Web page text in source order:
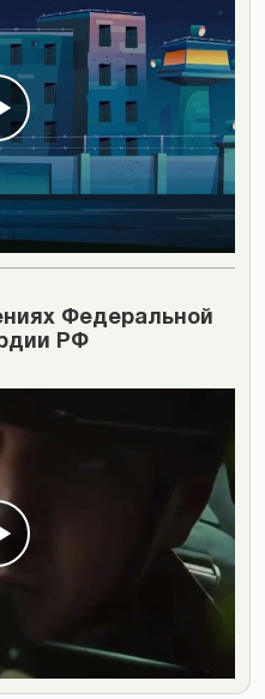
Федеральной
РФ